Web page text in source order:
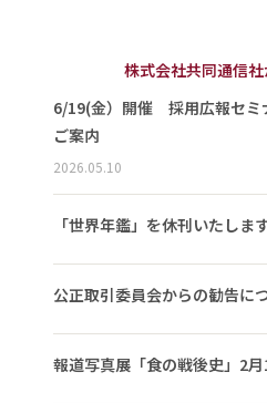
株式会社共同通信
6/19(金）開催 採用広報セミ
ご案内
2026.05.10
「世界年鑑」を休刊いたしま
公正取引委員会からの勧告に
報道写真展「食の戦後史」2